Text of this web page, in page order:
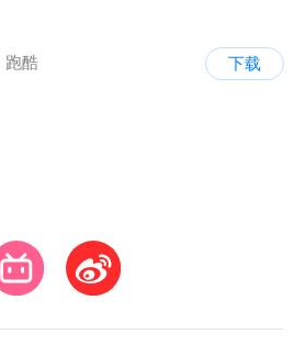
跑酷
下载